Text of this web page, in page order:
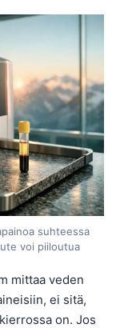
suhteessa
voi piiloutua
mittaa veden
ei sitä,
on. Jos